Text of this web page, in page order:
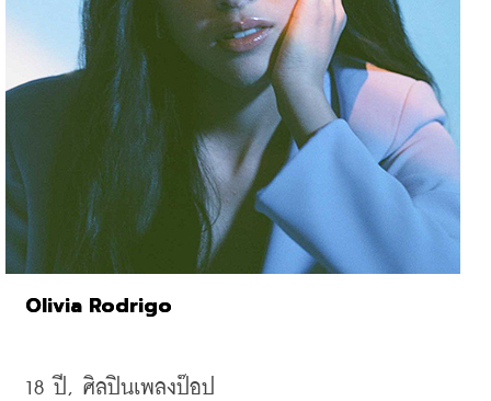
Olivia Rodrigo
18 ปี, ศิลปินเพลงป๊อป